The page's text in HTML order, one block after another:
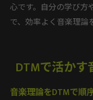
心です。自分の学び方
で、効率よく音楽理論
DTMで活か
音楽理論をDTMで順